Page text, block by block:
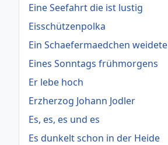
Eine Seefahrt die ist lustig
Eisschützenpolka
Ein Schaefermaedchen weidete
Eines Sonntags frühmorgens
Er lebe hoch
Erzherzog Johann Jodler
Es, es, es und es
Es dunkelt schon in der Heide